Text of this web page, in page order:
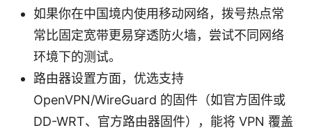
如果你在中国境内使用移动网络，拨号热点常
常比固定宽带更易穿透防火墙，尝试不同网络
环境下的测试。
路由器设置方面，优选支持
OpenVPN/WireGuard 的固件（如官方固件或
DD-WRT、官方路由器固件），能将 VPN 覆盖